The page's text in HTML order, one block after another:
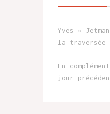
Yves «
la traversée
En
jour